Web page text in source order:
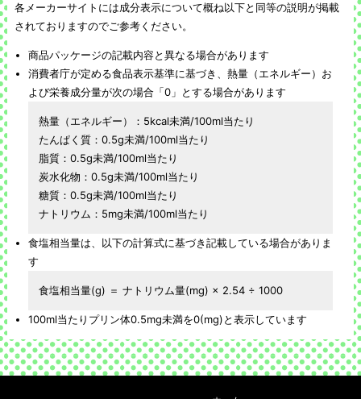
各メーカーサイトには成分表示について概ね以下と同等の説明が掲載
されておりますのでご参考ください。
商品パッケージの記載内容と異なる場合があります
消費者庁が定める食品表示基準に基づき、熱量（エネルギー）お
よび栄養成分量が次の場合「0」とする場合があります
熱量（エネルギー）：5kcal未満/100ml当たり
たんぱく質：0.5g未満/100ml当たり
脂質：0.5g未満/100ml当たり
炭水化物：0.5g未満/100ml当たり
糖質：0.5g未満/100ml当たり
ナトリウム：5mg未満/100ml当たり
食塩相当量は、以下の計算式に基づき記載している場合がありま
す
食塩相当量(g) ＝ ナトリウム量(mg) × 2.54 ÷ 1000
100ml当たりプリン体0.5mg未満を0(mg)と表示しています